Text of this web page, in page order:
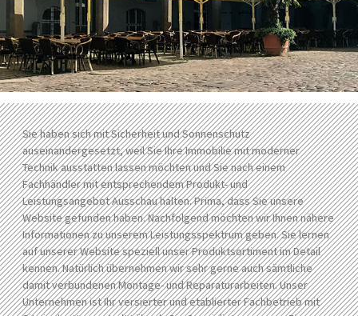
Sie haben sich mit Sicherheit und Sonnenschutz
auseinandergesetzt, weil Sie Ihre Immobilie mit moderner
Technik ausstatten lassen möchten und Sie nach einem
Fachhändler mit entsprechendem Produkt- und
Leistungsangebot Ausschau halten. Prima, dass Sie unsere
Website gefunden haben. Nachfolgend möchten wir Ihnen nähere
Informationen zu unserem Leistungsspektrum geben. Sie lernen
auf unserer Website speziell unser Produktsortiment im Detail
kennen. Natürlich übernehmen wir sehr gerne auch sämtliche
damit verbundenen Montage- und Reparaturarbeiten. Unser
Unternehmen ist Ihr versierter und etablierter Fachbetrieb mit